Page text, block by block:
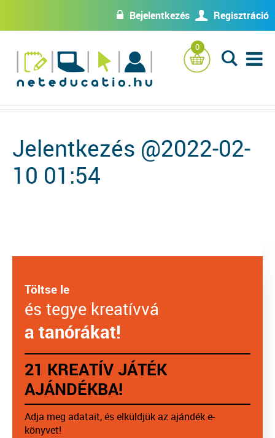
w Bejelentkezés U Regisztráció
0
L
Jelentkezés @2022-02-
10 01:54
Töltse le
és tegye kreatívvá
a tanórákat!
21 KREATÍV JÁTÉK
AJÁNDÉKBA!
Adja meg adatait, és elküldjük az ajándék e-
könyvet!